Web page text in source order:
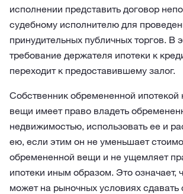
исполнении представить договор
судебному исполнителю для
принудительных публичных торгов. В
требование держателя ипотеки к
переходит к предоставившему залог.
Собственник обремененной
вещи имеет право владеть
недвижимостью, использовать ее и
ею, если этим он не уменьшает
обремененной вещи и не ущемляет
ипотеки иным образом. Это означает,
может на рыночных условиях сдавать